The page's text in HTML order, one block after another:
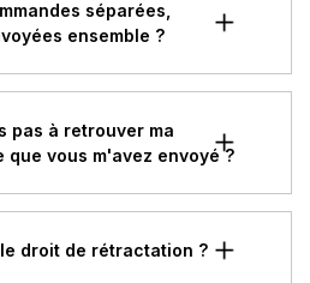
séparées,
ensemble ?
pas à retrouver ma
vous m'avez envoyé ?
droit de rétractation ?